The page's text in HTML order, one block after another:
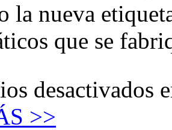
la nueva
que se
desactivados
>>